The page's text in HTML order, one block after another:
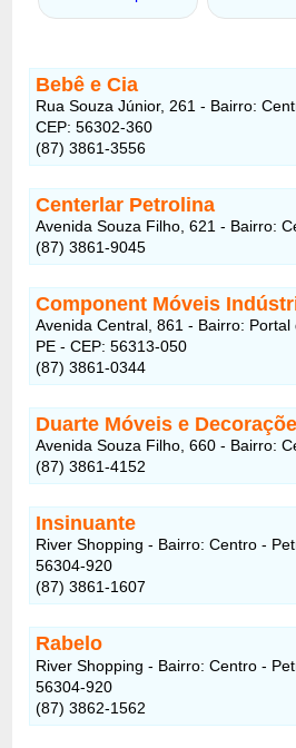
Bebê e Cia
Rua Souza Júnior, 261 - Bairro:
CEP: 56302-360
(87) 3861-3556
Centerlar Petrolina
Avenida Souza Filho, 621 - Bairro:
(87) 3861-9045
Component Móveis
Avenida Central, 861 - Bairro:
PE - CEP: 56313-050
(87) 3861-0344
Duarte Móveis e
Avenida Souza Filho, 660 - Bairro:
(87) 3861-4152
Insinuante
River Shopping - Bairro: Centro -
56304-920
(87) 3861-1607
Rabelo
River Shopping - Bairro: Centro -
56304-920
(87) 3862-1562